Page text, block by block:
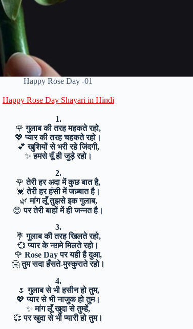
Happy Rose Day -01
Happy Rose Day Shayari in Hindi
1.
🌹गुलाब की तरह महकते रहो,
💖प्यार की तरह चहकते रहो।
💕खुशियों से भरी रहे जिंदगी,
✨हमसे यूँ ही जुड़े रहो।
2.
🌹तेरी हर अदा में कुछ बात है,
💓तेरी हर हंसी में जज़्बात है।
🌿मांग लूँ तुझसे इक गुलाब,
😍पर तेरी बाहों में ही जन्नत है।
3.
💐गुलाब की तरह खिलते रहो,
💞प्यार के नग़मे मिलते रहो।
🌹Rose Day पर यही है दुआ,
🤗तुम सदा हँसते-मुस्कुराते रहो।
4.
🌷गुलाब से भी हसीन हो तुम,
💖प्यार से भी नाजुक हो तुम।
✨मांग लूँ खुदा से तुम्हें,
💞पर खुदा से भी प्यारी हो तुम।